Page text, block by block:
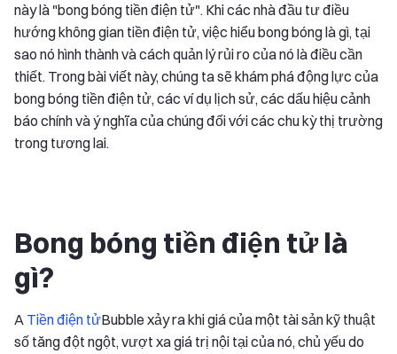
này là "bong bóng tiền điện tử". Khi các nhà đầu tư điều
hướng không gian tiền điện tử, việc hiểu bong bóng là gì, tại
sao nó hình thành và cách quản lý rủi ro của nó là điều cần
thiết. Trong bài viết này, chúng ta sẽ khám phá động lực của
bong bóng tiền điện tử, các ví dụ lịch sử, các dấu hiệu cảnh
báo chính và ý nghĩa của chúng đối với các chu kỳ thị trường
trong tương lai.
Bong bóng tiền điện tử là
gì?
A Tiền điện tửBubble xảy ra khi giá của một tài sản kỹ thuật
số tăng đột ngột, vượt xa giá trị nội tại của nó, chủ yếu do